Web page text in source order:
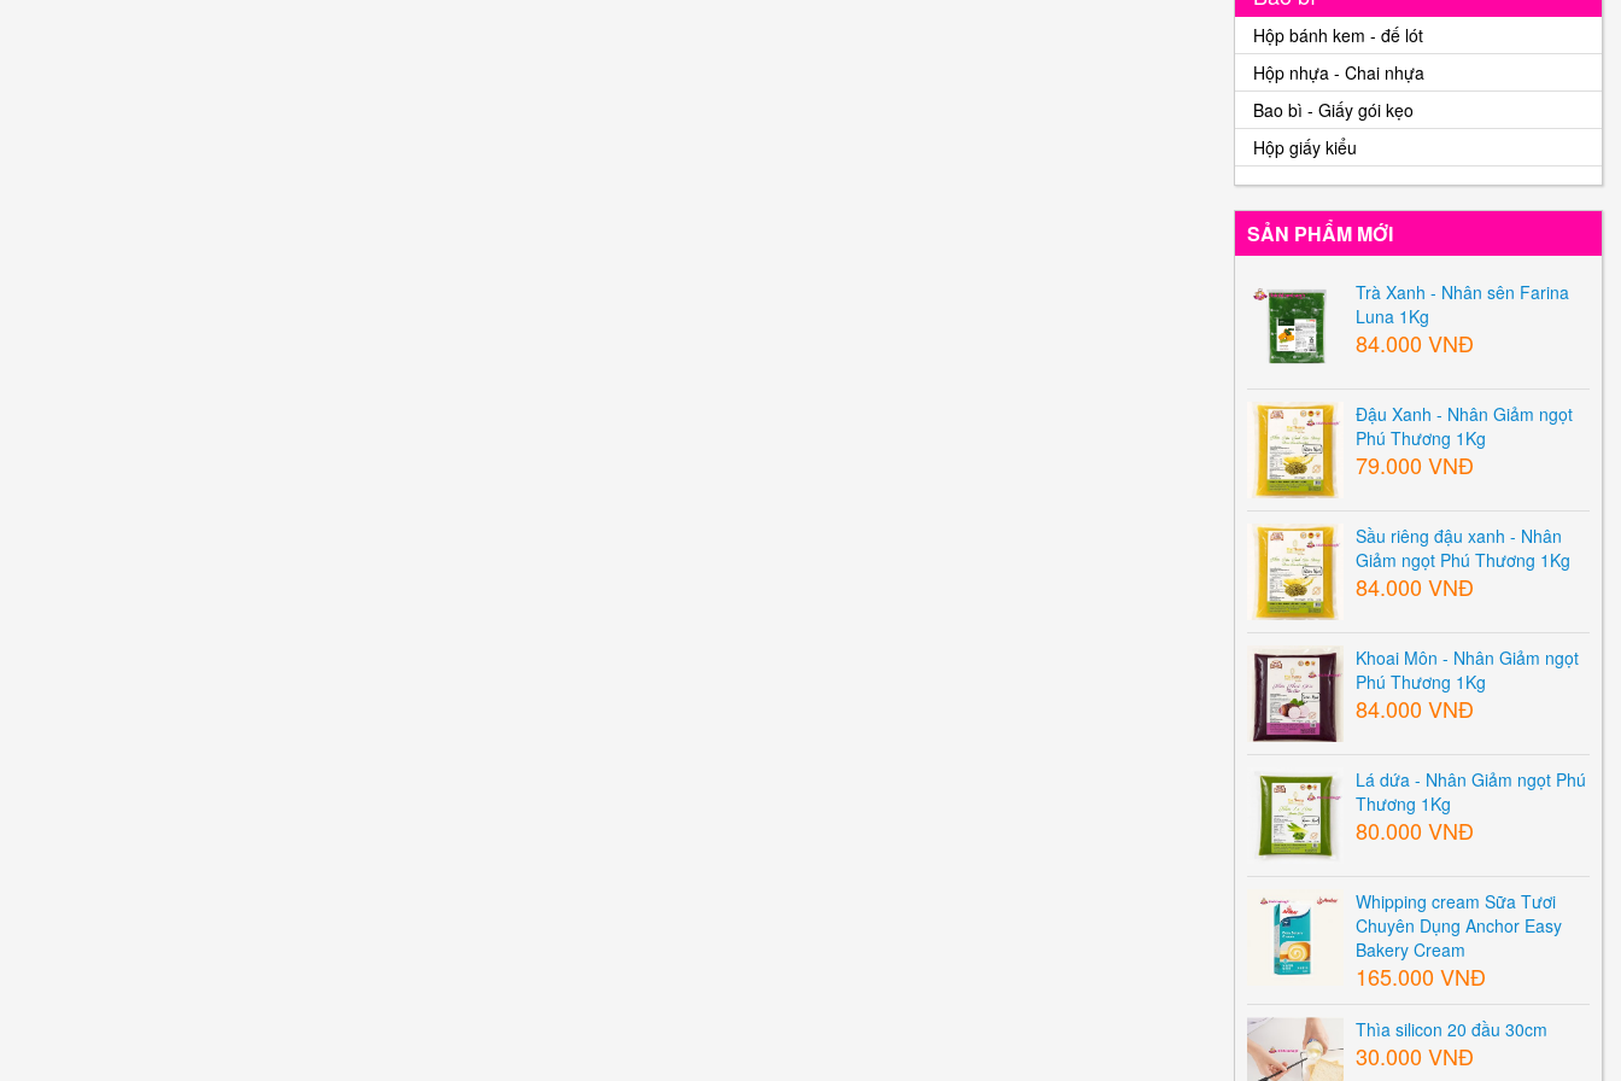
Hộp bánh kem - đế lót
Hộp nhựa - Chai nhựa
Bao bì - Giấy gói kẹo
Hộp giấy kiểu
SẢN PHẨM MỚI
Trà Xanh - Nhân sên Farina
Luna 1Kg
84.000 VNĐ
Đậu Xanh - Nhân Giảm ngọt
Phú Thương 1Kg
79.000 VNĐ
Sầu riêng đậu xanh - Nhân
Giảm ngọt Phú Thương 1Kg
84.000 VNĐ
Khoai Môn - Nhân Giảm ngọt
Phú Thương 1Kg
84.000 VNĐ
Lá dứa - Nhân Giảm ngọt Phú
Thương 1Kg
80.000 VNĐ
Whipping cream Sữa Tươi
Chuyên Dụng Anchor Easy
Bakery Cream
165.000 VNĐ
Thìa silicon 20 đầu 30cm
30.000 VNĐ